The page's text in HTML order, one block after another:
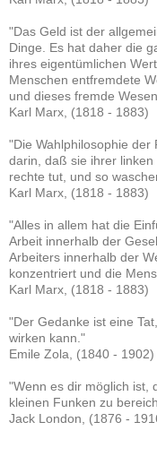
"Das Geld ist der
Dinge. Es hat daher die
ihres eigentümlichen
Menschen entfremdete
und dieses fremde
Karl Marx, (1818 - 1883)
"Die Wahlphilosophie der
darin, daß sie ihrer
rechte tut, und so
Karl Marx, (1818 - 1883)
"Alles in allem hat die
Arbeit innerhalb der
Arbeiters innerhalb der
konzentriert und die
Karl Marx, (1818 - 1883)
"Der Gedanke ist eine
wirken kann."
Emile Zola, (1840 - 1902)
"Wenn es dir möglich ist,
kleinen Funken zu
Jack London, (1876 -